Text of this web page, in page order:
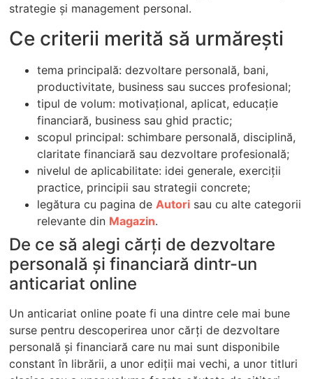
strategie și management personal.
Ce criterii merită să urmărești
tema principală: dezvoltare personală, bani,
productivitate, business sau succes profesional;
tipul de volum: motivațional, aplicat, educație
financiară, business sau ghid practic;
scopul principal: schimbare personală, disciplină,
claritate financiară sau dezvoltare profesională;
nivelul de aplicabilitate: idei generale, exerciții
practice, principii sau strategii concrete;
legătura cu pagina de Autori sau cu alte categorii
relevante din Magazin.
De ce să alegi cărți de dezvoltare
personală şi financiară dintr-un
anticariat online
Un anticariat online poate fi una dintre cele mai bune
surse pentru descoperirea unor cărți de dezvoltare
personală și financiară care nu mai sunt disponibile
constant în librării, a unor ediții mai vechi, a unor titluri